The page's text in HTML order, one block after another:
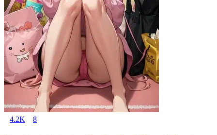
4.2K 8